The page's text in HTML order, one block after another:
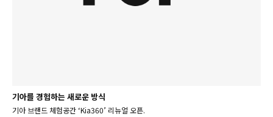
기아를 경험하는 새로운 방식
기아 브랜드 체험공간 ‘Kia360’ 리뉴얼 오픈.